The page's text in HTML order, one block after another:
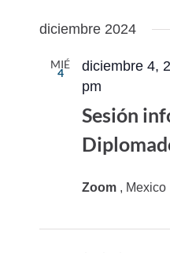
diciembre 2024
MIÉ
4 diciembre 4,
pm
Sesión
Zoom , Mexico